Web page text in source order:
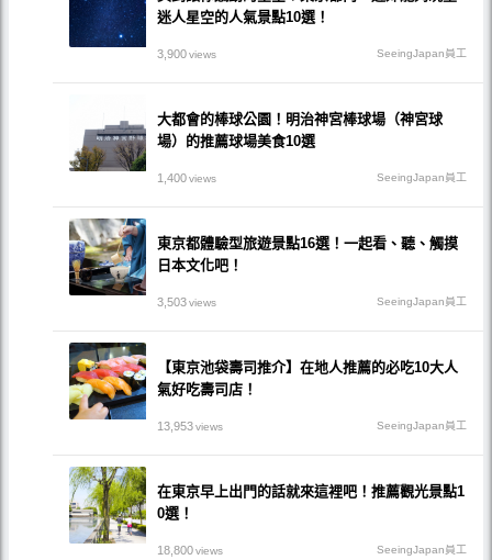
迷人星空的人氣景點10選！
3,900views SeeingJapan員工
大都會的棒球公園！明治神宮棒球場（神宮球
場）的推薦球場美食10選
1,400views SeeingJapan員工
東京都體驗型旅遊景點16選！一起看、聽、觸摸
日本文化吧！
3,503views SeeingJapan員工
【東京池袋壽司推介】在地人推薦的必吃10大人
氣好吃壽司店！
13,953views SeeingJapan員工
在東京早上出門的話就來這裡吧！推薦觀光景點1
0選！
18,800views SeeingJapan員工